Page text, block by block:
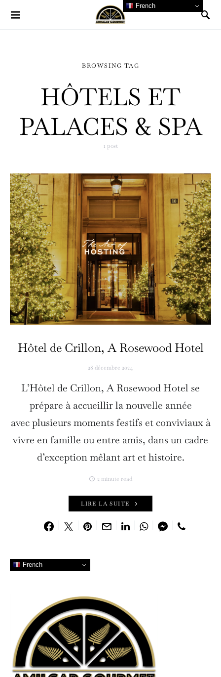
BROWSING TAG
HÔTELS ET
PALACES & SPA
1 post
Hôtel de Crillon, A Rosewood Hotel
28 décembre 2024
L’Hôtel de Crillon, A Rosewood Hotel se
prépare à accueillir la nouvelle année
avec plusieurs moments festifs et conviviaux à
vivre en famille ou entre amis, dans un cadre
d’exception mêlant art et histoire.
2 minute read
LIRE LA SUITE
French
French